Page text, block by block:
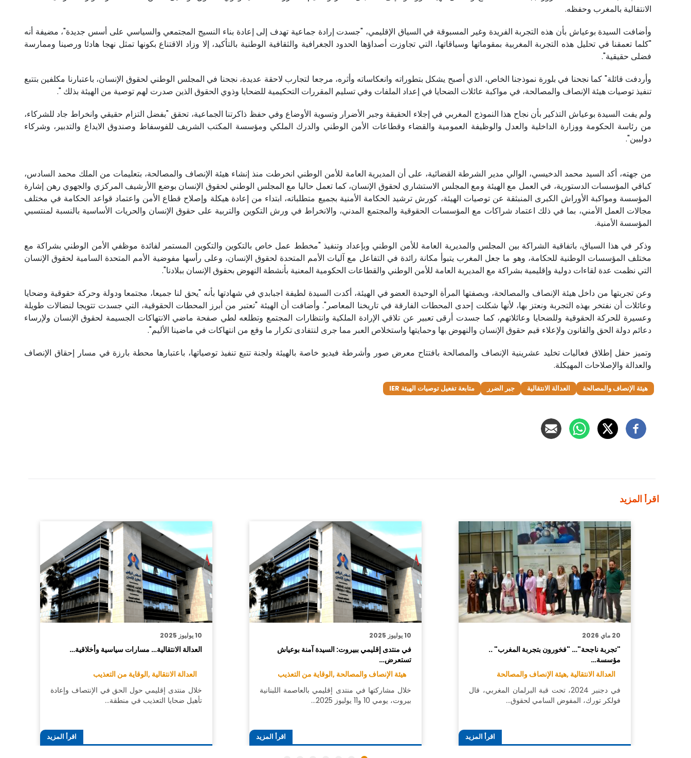
الانتقالية بالمغرب وحفظه.
وأضافت السيدة بوعياش بأن هذه التجربة الفريدة وغير المسبوقة في السياق الإقليمي، "جسدت إرادة جماعية تهدف إلى إعادة بناء النسيج المجتمعي والسياسي على أسس جديدة"، مضيفة أنه
"كلما تعمقنا في تحليل هذه التجربة المغربية بمقوماتها وسياقاتها، التي تجاوزت أصداؤها الحدود الجغرافية والثقافية الوطنية بالتأكيد، إلا وزاد الاقتناع بكونها تمثل نهجا هادئا ورصينا وممارسة
فضلى حقيقية".
وأردفت قائلة" كما نجحنا في بلورة نموذجنا الخاص، الذي أصبح يشكل بتطوراته وانعكاساته وأثره، مرجعا لتجارب لاحقة عديدة، نجحنا في المجلس الوطني لحقوق الإنسان، باعتبارنا مكلفين بتتبع
تنفيذ توصيات هيئة الإنصاف والمصالحة، في مواكبة عائلات الضحايا في إعداد الملفات وفي تسليم المقررات التحكيمية للضحايا وذوي الحقوق الذين صدرت لهم توصية من الهيئة بذلك ".
ولم يفت السيدة بوعياش التذكير بأن نجاح هذا النموذج المغربي في إجلاء الحقيقة وجبر الأضرار وتسوية الأوضاع وفي حفظ ذاكرتنا الجماعية، تحقق "بفضل التزام حقيقي وانخراط جاد للشركاء،
من رئاسة الحكومة ووزارة الداخلية والعدل والوظيفة العمومية والقضاء وقطاعات الأمن الوطني والدرك الملكي ومؤسسة المكتب الشريف للفوسفاط وصندوق الايداع والتدبير، وشركاء
دوليين".
من جهته، أكد السيد محمد الدخيسي، الوالي مدير الشرطة القضائية، على أن المديرية العامة للأمن الوطني انخرطت منذ إنشاء هيئة الإنصاف والمصالحة، بتعليمات من الملك محمد السادس،
كباقي المؤسسات الدستورية، في العمل مع الهيئة ومع المجلس الاستشاري لحقوق الإنسان، كما تعمل حاليا مع المجلس الوطني لحقوق الإنسان بوضع االأرشيف المركزي والجهوي رهن إشارة
المؤسسة ومواكبة الأوراش الكبرى المنبثقة عن توصيات الهيئة، كورش ترشيد الحكامة الأمنية بجميع متطلباته، ابتداء من إعادة هيكلة وإصلاح قطاع الأمن واعتماد قواعد الحكامة في مختلف
مجالات العمل الأمني، بما في ذلك اعتماد شراكات مع المؤسسات الحقوقية والمجتمع المدني، والانخراط في ورش التكوين والتربية على حقوق الإنسان والحريات الأساسية بالنسبة لمنتسبي
المؤسسة الأمنية.
وذكر في هذا السياق، باتفاقية الشراكة بين المجلس والمديرية العامة للأمن الوطني وبإعداد وتنفيذ "مخطط عمل خاص بالتكوين والتكوين المستمر لفائدة موظفي الأمن الوطني بشراكة مع
مختلف المؤسسات الوطنية للحكامة، وهو ما جعل المغرب يتبوأ مكانة رائدة في التفاعل مع آليات الأمم المتحدة لحقوق الإنسان، وعلى رأسها مفوضية الأمم المتحدة السامية لحقوق الإنسان
التي نظمت عدة لقاءات دولية وإقليمية بشراكة مع المديرية العامة للأمن الوطني والقطاعات الحكومية المعنية بأنشطة النهوض بحقوق الإنسان ببلادنا".
وعن تجربتها من داخل هيئة الإنصاف والمصالحة، وبصفتها المرأة الوحيدة العضو في الهيئة، أكدت السيدة لطيفة اجبابدي في شهادتها بأنه "يحق لنا جميعا، مجتمعا ودولة وحركة حقوقية وضحايا
وعائلات أن نفتخر بهذه التجربة ونعتز بها، لأنها شكلت إحدى المحطات الفارقة في تاريخنا المعاصر". وأضافت أن الهيئة "تعتبر من أبرز المحطات الحقوقية، التي جسدت تتويجا لنضالات طويلة
وعسيرة للحركة الحقوقية وللضحايا وعائلاتهم، كما جسدت أرقى تعبير عن تلاقي الإرادة الملكية وانتظارات المجتمع وتطلعه لطي صفحة ماضي الانتهاكات الجسيمة لحقوق الإنسان ولإرساء
دعائم دولة الحق والقانون ولإعلاء قيم حقوق الإنسان والنهوض بها وحمايتها واستخلاص العبر مما جرى لنتفادى تكرار ما وقع من انتهاكات في ماضينا الأليم".
وتميز حفل إطلاق فعاليات تخليد عشرينية الإنصاف والمصالحة بافتتاح معرض صور وأشرطة فيديو خاصة بالهيئة ولجنة تتبع تنفيذ توصياتها، باعتبارها محطة بارزة في مسار إحقاق الإنصاف
والعدالة والإصلاحات المهيكلة.
هيئة الإنصاف والمصالحة العدالة الانتقالية جبر الضرر متابعة تفعيل توصيات الهيئة IER
اقرأ المزيد
20 ماي 2026
"تجربة ناجحة"… "فخورون بتجربة المغرب" ..
مؤسسة…
العدالة الانتقالية ,هيئة الإنصاف والمصالحة
في دجنبر 2024، تحت قبة البرلمان المغربي، قال
فولكر تورك، المفوض السامي لحقوق…
اقرأ المزيد
10 يوليوز 2025
في منتدى إقليمي ببيروت: السيدة آمنة بوعياش
تستعرض…
هيئة الإنصاف والمصالحة ,الوقاية من التعذيب
خلال مشاركتها في منتدى إقليمي بالعاصمة اللبنانية
بيروت، يومي 10 و11 يوليوز 2025…
اقرأ المزيد
10 يوليوز 2025
العدالة الانتقالية… مسارات سياسية وأخلاقية…
العدالة الانتقالية ,الوقاية من التعذيب
خلال منتدى إقليمي حول الحق في الإنتصاف وإعادة
تأهيل ضحايا التعذيب في منطقة…
اقرأ المزيد